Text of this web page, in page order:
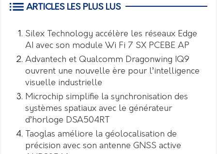
ARTICLES LES PLUS LUS
Silex Technology accélère les réseaux Edge
AI avec son module Wi Fi 7 SX PCEBE AP
Advantech et Qualcomm Dragonwing IQ9
ouvrent une nouvelle ère pour l’intelligence
visuelle industrielle
Microchip simplifie la synchronisation des
systèmes spatiaux avec le générateur
d’horloge DSA504RT
Taoglas améliore la géolocalisation de
précision avec son antenne GNSS active